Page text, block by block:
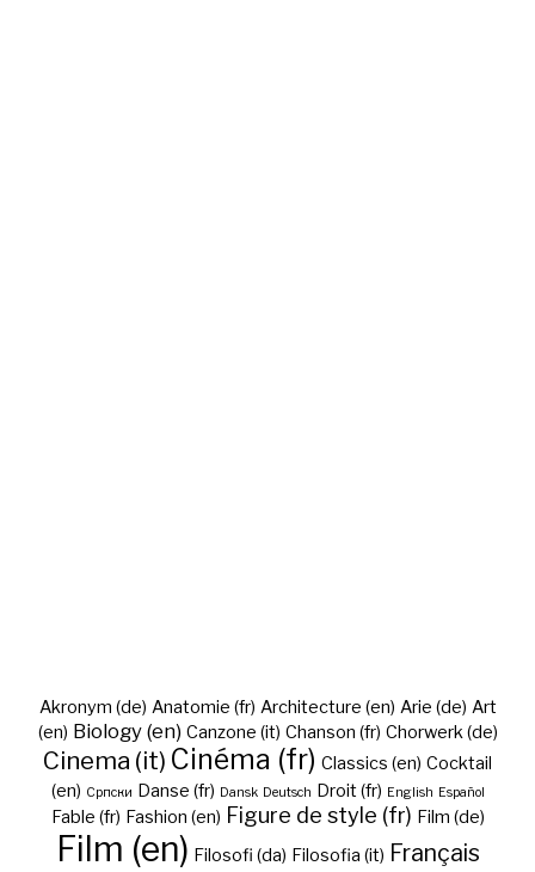
Akronym (de) Anatomie (fr) Architecture (en) Arie (de) Art
(en) Biology (en) Canzone (it) Chanson (fr) Chorwerk (de)
Cinema (it) Cinéma (fr) Classics (en) Cocktail
(en) Cрпски Danse (fr) Dansk Deutsch Droit (fr) English Español
Fable (fr) Fashion (en) Figure de style (fr) Film (de)
Film (en) Filosofi (da) Filosofia (it) Français